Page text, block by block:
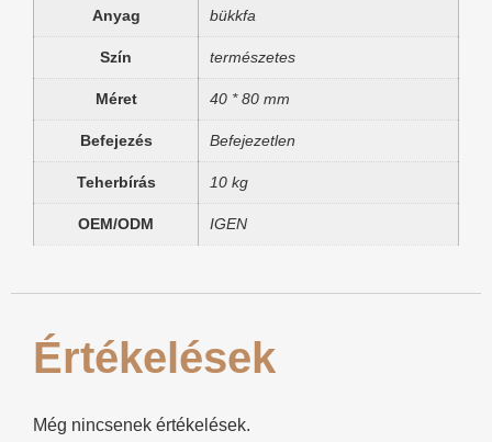
Anyag bükkfa
Szín természetes
Méret 40 * 80 mm
Befejezés Befejezetlen
Teherbírás 10 kg
OEM/ODM IGEN
Értékelések
Még nincsenek értékelések.